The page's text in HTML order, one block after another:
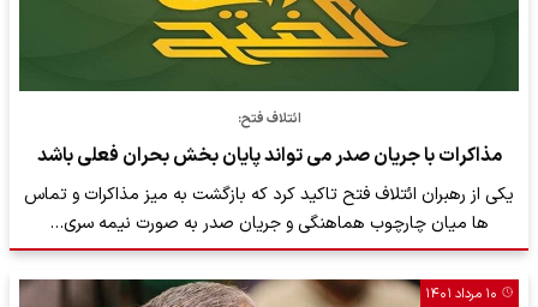
ائتلاف فتح:
مذاکرات با جریان صدر می تواند پایان بخش بحران فعلی باشد
یکی از رهبران ائتلاف فتح تاکید کرد که بازگشت به میز مذاکرات و تماس
ها میان چارچوب هماهنگی و جریان صدر به صورت نیمه سری…
۱۰ مرداد ۱۴۰۱